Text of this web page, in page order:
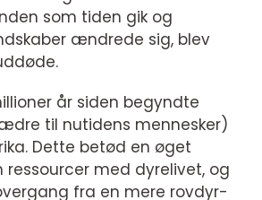
som tiden gik og
ændrede sig, blev
år siden begyndte
til nutidens mennesker)
Dette betød en øget
ressourcer med dyrelivet, og
fra en mere rovdyr-